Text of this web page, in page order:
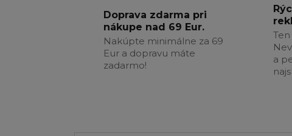
Doprava zdarma pri
nákupe nad 69 Eur.
Nakúpte minimálne za 69
Eur a dopravu máte
zadarmo!
a